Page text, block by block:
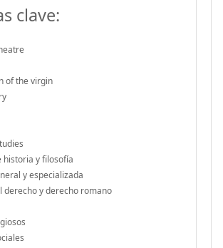
clave:
of the virgin
historia y filosofía
y especializada
derecho y derecho romano